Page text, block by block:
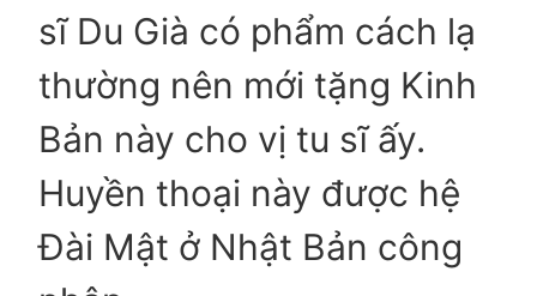
sĩ Du Già có phẩm cách lạ
thường nên mới tặng Kinh
Bản này cho vị tu sĩ ấy.
Huyền thoại này được hệ
Đài Mật ở Nhật Bản công